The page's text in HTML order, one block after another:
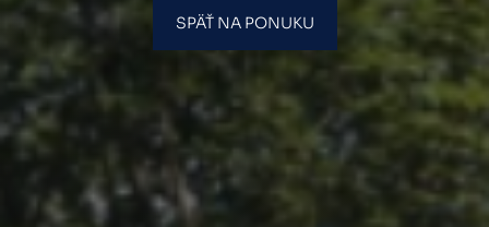
SPÄŤ NA PONUKU